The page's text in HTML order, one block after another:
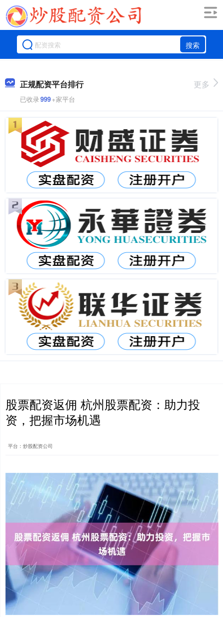
搜索
正规配资平台排行
已收录999+家平台
更多
股票配资返佣 杭州股票配资：助力投
资，把握市场机遇
平台：炒股配资公司